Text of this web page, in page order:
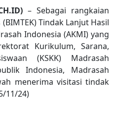
– Sebagai rangkaian
Tindak Lanjut Hasil
Indonesia (AKMI) yang
Kurikulum, Sarana,
(KSKK) Madrasah
Indonesia, Madrasah
menerima visitasi tindak
11/24)